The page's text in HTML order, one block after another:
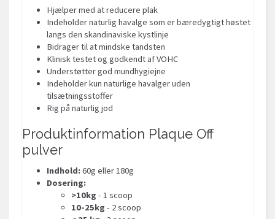
Hjælper med at reducere plak
Indeholder naturlig havalge som er bæredygtigt høstet
langs den skandinaviske kystlinje
Bidrager til at mindske tandsten
Klinisk testet og godkendt af VOHC
Understøtter god mundhygiejne
Indeholder kun naturlige havalger uden
tilsætningsstoffer
Rig på naturlig jod
Produktinformation Plaque Off
pulver
Indhold:60g eller 180g
Dosering:
>10kg - 1 scoop
10-25kg - 2 scoop